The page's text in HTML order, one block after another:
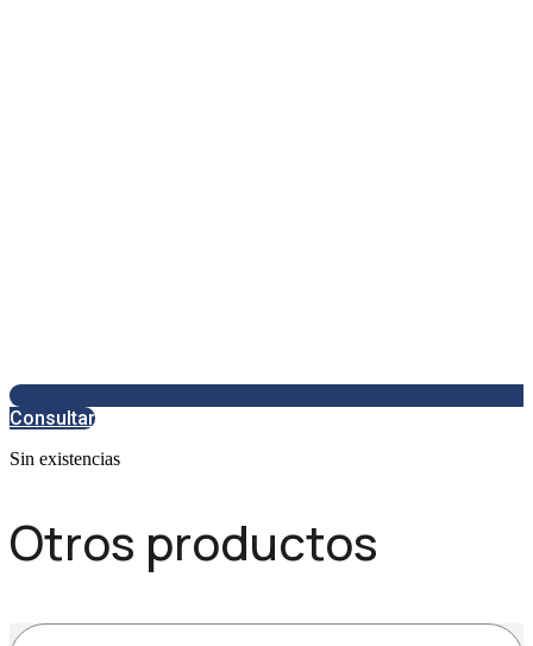
Consultar
Sin existencias
Otros productos